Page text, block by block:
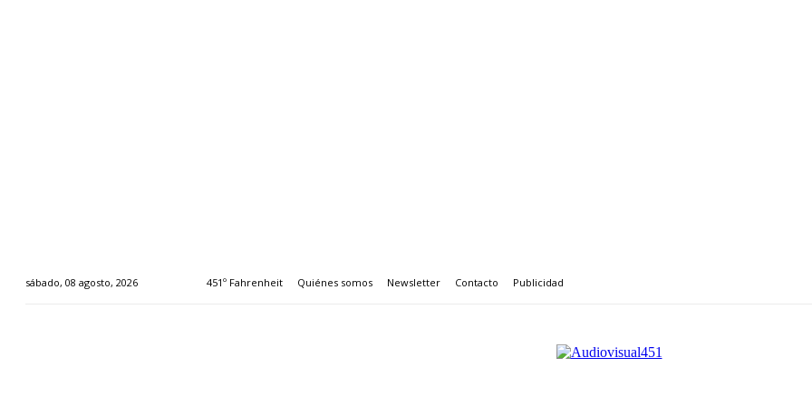
sábado, 08 agosto, 2026 451º Fahrenheit Quiénes somos Newsletter Contacto Publicidad